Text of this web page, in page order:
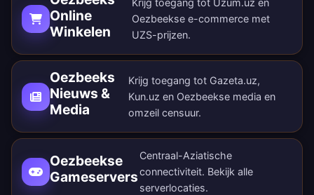
Online
Winkelen
Krijg toegang tot Uzum.uz en
Oezbeekse e-commerce met
UZS-prijzen.
Oezbeeks
Nieuws &
Media
Krijg toegang tot Gazeta.uz,
Kun.uz en Oezbeekse media en
omzeil censuur.
Oezbeekse
Gameservers
Centraal-Aziatische
connectiviteit. Bekijk alle
serverlocaties.